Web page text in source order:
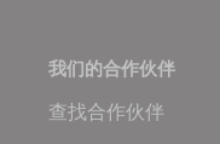
我们的合作伙伴
查找合作伙伴